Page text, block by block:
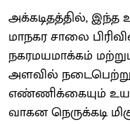
அக்கடிதத்தில்,
மாநகர சாலை
நகரமயமாக்கம்
அளவில்
எண்ணிக்கையும்
வாகன நெருக்கடி